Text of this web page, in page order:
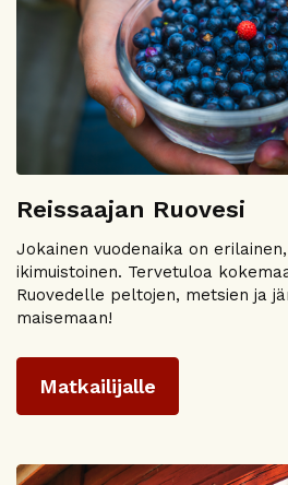
Reissaajan Ruovesi
Jokainen vuodenaika on
ikimuistoinen. Tervetuloa
Ruovedelle peltojen, metsien ja
maisemaan!
Matkailijalle